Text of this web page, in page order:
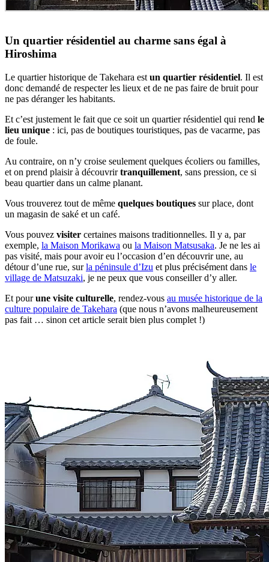
Un quartier résidentiel au charme sans égal à
Hiroshima
Le quartier historique de Takehara est un quartier résidentiel. Il est
donc demandé de respecter les lieux et de ne pas faire de bruit pour
ne pas déranger les habitants.
Et c’est justement le fait que ce soit un quartier résidentiel qui rend le
lieu unique : ici, pas de boutiques touristiques, pas de vacarme, pas
de foule.
Au contraire, on n’y croise seulement quelques écoliers ou familles,
et on prend plaisir à découvrirtranquillement, sans pression, ce si
beau quartier dans un calme planant.
Vous trouverez tout de même quelques boutiques sur place, dont
un magasin de saké et un café.
Vous pouvez visiter certaines maisons traditionnelles. Il y a, par
exemple, la Maison Morikawa ou la Maison Matsusaka. Je ne les ai
pas visité, mais pour avoir eu l’occasion d’en découvrir une, au
détour d’une rue, surla péninsule d’Izu et plus précisément dans le
village de Matsuzaki, je ne peux que vous conseiller d’y aller.
Et pourune visite culturelle, rendez-vous au musée historique de la
culture populaire de Takehara (que nous n’avons malheureusement
pas fait … sinon cet article serait bien plus complet !)